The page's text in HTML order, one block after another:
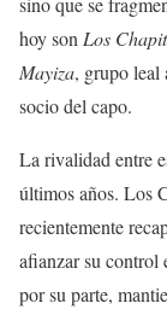
hoy son Los
Mayiza, grupo leal
socio del capo.
La rivalidad entre
últimos años. Los
recientemente
afianzar su control
por su parte,